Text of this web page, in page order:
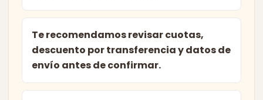
Te recomendamos revisar cuotas,
descuento por transferencia y datos de
envío antes de confirmar.